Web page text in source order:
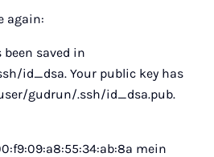
again:
saved in
id_dsa. Your public key has
gudrun/.ssh/id_dsa.pub.
mein